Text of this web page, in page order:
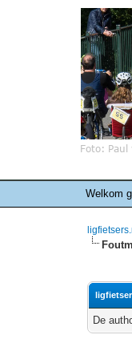
Welkom
De